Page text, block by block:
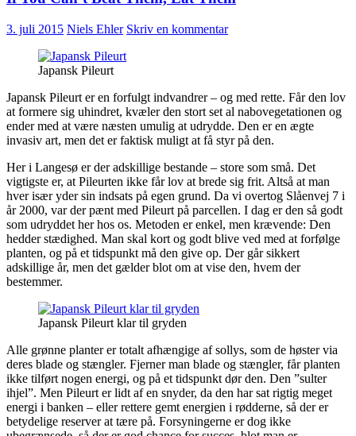
3. juli 2015 Niels Ehler Skriv en kommentar
Japansk Pileurt
Japansk Pileurt er en forfulgt indvandrer – og med rette. Får den lov
at formere sig uhindret, kvæler den stort set al nabovegetationen og
ender med at være næsten umulig at udrydde. Den er en ægte
invasiv art, men det er faktisk muligt at få styr på den.
Her i Langesø er der adskillige bestande – store som små. Det
vigtigste er, at Pileurten ikke får lov at brede sig frit. Altså at man
hver især yder sin indsats på egen grund. Da vi overtog Slåenvej 7 i
år 2000, var der pænt med Pileurt på parcellen. I dag er den så godt
som udryddet her hos os. Metoden er enkel, men krævende: Den
hedder stædighed. Man skal kort og godt blive ved med at forfølge
planten, og på et tidspunkt må den give op. Der går sikkert
adskillige år, men det gælder blot om at vise den, hvem der
bestemmer.
Japansk Pileurt klar til gryden
Alle grønne planter er totalt afhængige af sollys, som de høster via
deres blade og stængler. Fjerner man blade og stængler, får planten
ikke tilført nogen energi, og på et tidspunkt dør den. Den ”sulter
ihjel”. Men Pileurt er lidt af en snyder, da den har sat rigtig meget
energi i banken – eller rettere gemt energien i rødderne, så der er
betydelige reserver at tære på. Forsyningerne er dog ikke